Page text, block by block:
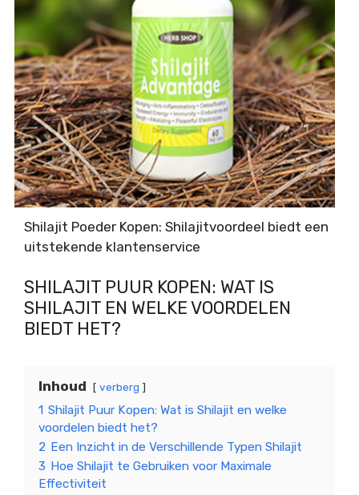
Shilajit Poeder Kopen: Shilajitvoordeel biedt een
uitstekende klantenservice
SHILAJIT PUUR KOPEN: WAT IS
SHILAJIT EN WELKE VOORDELEN
BIEDT HET?
Inhoud verberg
1 Shilajit Puur Kopen: Wat is Shilajit en welke
voordelen biedt het?
2 Een Inzicht in de Verschillende Typen Shilajit
3 Hoe Shilajit te Gebruiken voor Maximale
Effectiviteit